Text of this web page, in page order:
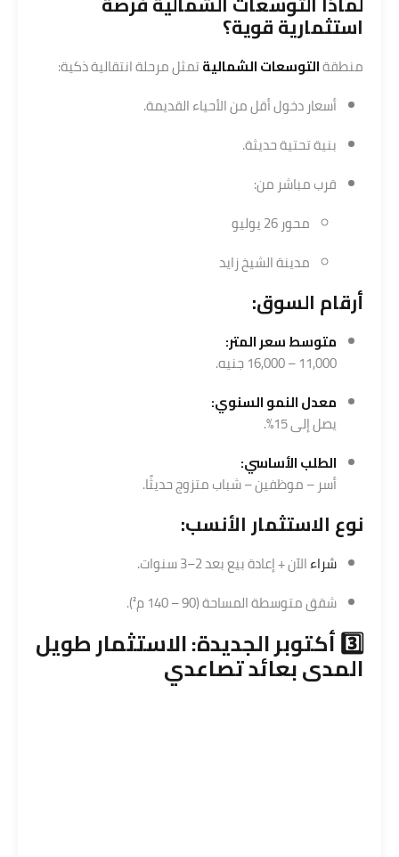
استثمارية قوية؟
منطقةالتوسعات الشماليةتمثل مرحلة انتقالية ذكية:
أسعار دخول أقل من الأحياء القديمة.
بنية تحتية حديثة.
قرب مباشر من:
محور 26 يوليو
مدينة الشيخ زايد
أرقام السوق:
متوسط سعر المتر:
11,000 – 16,000 جنيه.
معدل النمو السنوي:
يصل إلى 15%.
الطلب الأساسي:
أسر – موظفين – شباب متزوج حديثًا.
نوع الاستثمار الأنسب:
شراءالآن + إعادة بيع بعد 2–3 سنوات.
شقق متوسطة المساحة (90 – 140 م²).
3️⃣ أكتوبر الجديدة: الاستثمارطويل
المدى بعائد تصاعدي